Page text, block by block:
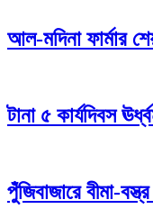
আল-মদিনা ফার্মার
টানা ৫ কার্যদিবস
পুঁজিবাজারে বীমা-